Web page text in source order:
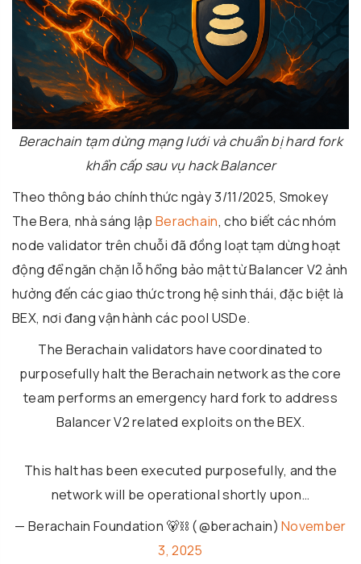
Berachain tạm dừng mạng lưới và chuẩn bị hard fork
khẩn cấp sau vụ hack Balancer
Theo thông báo chính thức ngày 3/11/2025, Smokey
The Bera, nhà sáng lập Berachain, cho biết các nhóm
node validator trên chuỗi đã đồng loạt tạm dừng hoạt
động để ngăn chặn lỗ hổng bảo mật từ Balancer V2 ảnh
hưởng đến các giao thức trong hệ sinh thái, đặc biệt là
BEX, nơi đang vận hành các pool USDe.
The Berachain validators have coordinated to
purposefully halt the Berachain network as the core
team performs an emergency hard fork to address
Balancer V2 related exploits on the BEX.
This halt has been executed purposefully, and the
network will be operational shortly upon…
— Berachain Foundation 🐻⛓ (@berachain)November
3, 2025